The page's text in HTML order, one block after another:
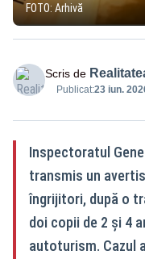
FOTO: Arhivă
Scris de
Publicat:23 iun.
Inspectoratul
transmis un
îngrijitori, după o
doi copii de 2 și 4
autoturism. Cazul